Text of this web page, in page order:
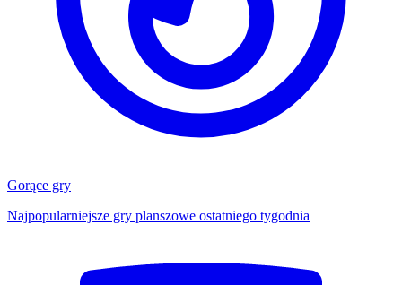
Gorące gry
Najpopularniejsze gry planszowe ostatniego tygodnia